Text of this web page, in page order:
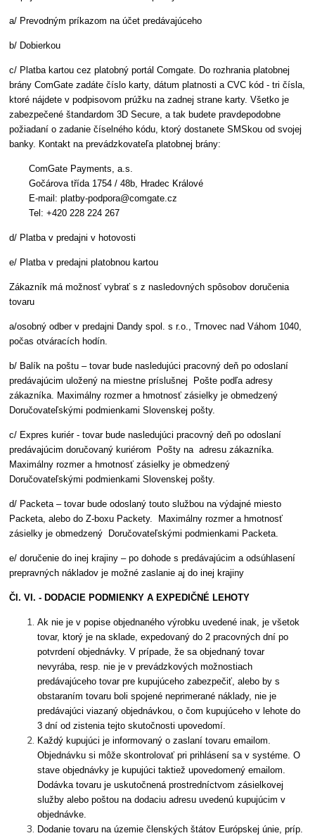
a/ Prevodným príkazom na účet predávajúceho
b/ Dobierkou
c/ Platba kartou cez platobný portál Comgate. Do rozhrania platobnej
brány ComGate zadáte číslo karty, dátum platnosti a CVC kód - tri čísla,
ktoré nájdete v podpisovom prúžku na zadnej strane karty. Všetko je
zabezpečené štandardom 3D Secure, a tak budete pravdepodobne
požiadaní o zadanie číselného kódu, ktorý dostanete SMSkou od svojej
banky. Kontakt na prevádzkovateľa platobnej brány:
ComGate Payments, a.s.
Gočárova třída 1754 / 48b, Hradec Králové
E-mail: platby-podpora@comgate.cz
Tel: +420 228 224 267
d/ Platba v predajni v hotovosti
e/ Platba v predajni platobnou kartou
Zákazník má možnosť vybrať s z nasledovných spôsobov doručenia
tovaru
a/osobný odber v predajni Dandy spol. s r.o., Trnovec nad Váhom 1040,
počas otváracích hodín.
b/ Balík na poštu – tovar bude nasledujúci pracovný deň po odoslaní
predávajúcim uložený na miestne príslušnej Pošte podľa adresy
zákazníka. Maximálny rozmer a hmotnosť zásielky je obmedzený
Doručovateľskými podmienkami Slovenskej pošty.
c/ Expres kuriér - tovar bude nasledujúci pracovný deň po odoslaní
predávajúcim doručovaný kuriérom Pošty na adresu zákazníka.
Maximálny rozmer a hmotnosť zásielky je obmedzený
Doručovateľskými podmienkami Slovenskej pošty.
d/ Packeta – tovar bude odoslaný touto službou na výdajné miesto
Packeta, alebo do Z-boxu Packety. Maximálny rozmer a hmotnosť
zásielky je obmedzený Doručovateľskými podmienkami Packeta.
e/ doručenie do inej krajiny – po dohode s predávajúcim a odsúhlasení
prepravných nákladov je možné zaslanie aj do inej krajiny
Čl. VI. - DODACIE PODMIENKY A EXPEDIČNÉ LEHOTY
Ak nie je v popise objednaného výrobku uvedené inak, je všetok
tovar, ktorý je na sklade, expedovaný do 2 pracovných dní po
potvrdení objednávky. V prípade, že sa objednaný tovar
nevyrába, resp. nie je v prevádzkových možnostiach
predávajúceho tovar pre kupujúceho zabezpečiť, alebo by s
obstaraním tovaru boli spojené neprimerané náklady, nie je
predávajúci viazaný objednávkou, o čom kupujúceho v lehote do
3 dní od zistenia tejto skutočnosti upovedomí.
Každý kupujúci je informovaný o zaslaní tovaru emailom.
Objednávku si môže skontrolovať pri prihlásení sa v systéme. O
stave objednávky je kupujúci taktiež upovedomený emailom.
Dodávka tovaru je uskutočnená prostredníctvom zásielkovej
služby alebo poštou na dodaciu adresu uvedenú kupujúcim v
objednávke.
Dodanie tovaru na územie členských štátov Európskej únie, príp.